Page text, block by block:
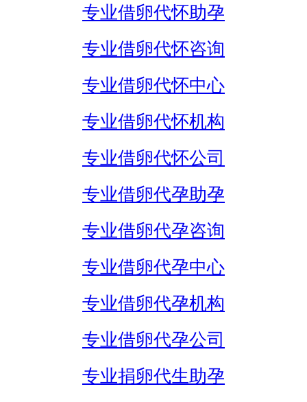
专业借卵代怀助孕
专业借卵代怀咨询
专业借卵代怀中心
专业借卵代怀机构
专业借卵代怀公司
专业借卵代孕助孕
专业借卵代孕咨询
专业借卵代孕中心
专业借卵代孕机构
专业借卵代孕公司
专业捐卵代生助孕